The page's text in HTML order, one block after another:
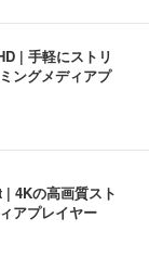
| 手軽にストリ
ングメディアプ
4Kの高画質スト
アプレイヤー